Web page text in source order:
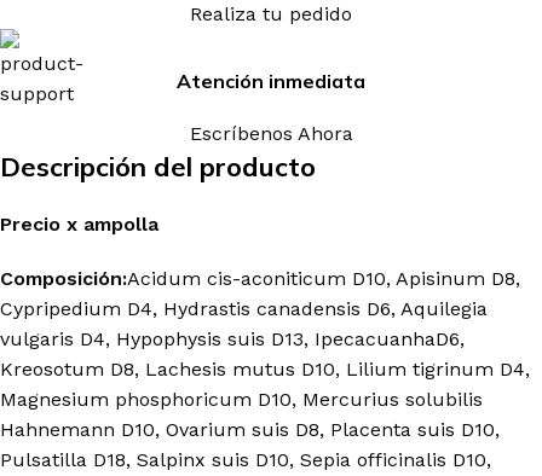
Realiza tu pedido
Atención inmediata
Escríbenos Ahora
Descripción del producto
Precio x ampolla
Composición:Acidum cis-aconiticum D10, Apisinum D8,
Cypripedium D4, Hydrastis canadensis D6, Aquilegia
vulgaris D4, Hypophysis suis D13, IpecacuanhaD6,
Kreosotum D8, Lachesis mutus D10, Lilium tigrinum D4,
Magnesium phosphoricum D10, Mercurius solubilis
Hahnemann D10, Ovarium suis D8, Placenta suis D10,
Pulsatilla D18, Salpinx suis D10, Sepia officinalis D10,